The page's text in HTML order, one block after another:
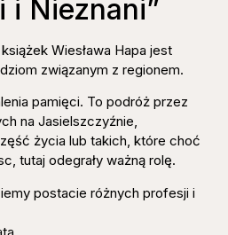
i Nieznani”
Wiesława Hapa jest
związanym z regionem.
pamięci. To podróż przez
na Jasielszczyźnie,
życia lub takich, które choć
tutaj odegrały ważną rolę.
postacie różnych profesji i